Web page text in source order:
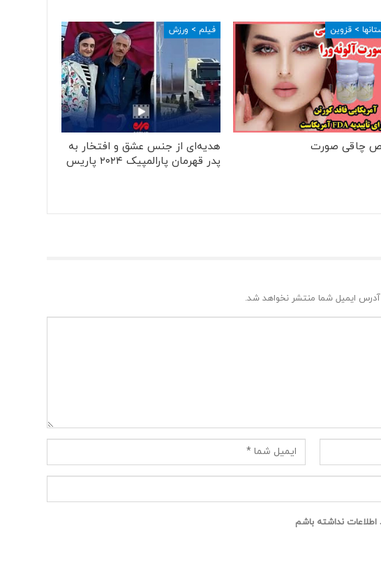
> قزوین
چاقی صورت
فیلم > ورزش
هدیه‌ای از جنس عشق و افتخار به
پدر قهرمان پارالمپیک ۲۰۲۴ پاریس
آدرس ایمیل شما منتشر نخواهد شد.
اطلاعات نداشته باشم